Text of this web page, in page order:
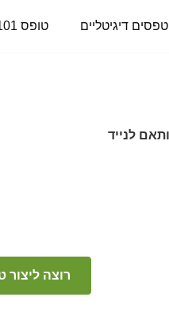
טפסים דיגיטליים טופס 101 מקוון בחינם
רוצה